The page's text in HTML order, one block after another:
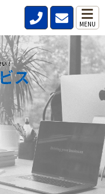
MENU
い！
ス
い！
ス
い！
ス